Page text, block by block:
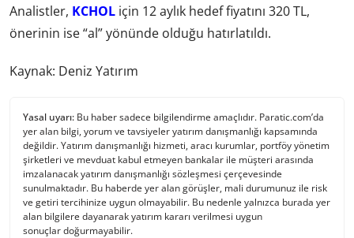
Analistler, KCHOL için 12 aylık hedef fiyatını 320 TL,
önerinin ise “al” yönünde olduğu hatırlatıldı.
Kaynak: Deniz Yatırım
Yasal uyarı: Bu haber sadece bilgilendirme amaçlıdır. Paratic.com’da
yer alan bilgi, yorum ve tavsiyeler yatırım danışmanlığı kapsamında
değildir. Yatırım danışmanlığı hizmeti, aracı kurumlar, portföy yönetim
şirketleri ve mevduat kabul etmeyen bankalar ile müşteri arasında
imzalanacak yatırım danışmanlığı sözleşmesi çerçevesinde
sunulmaktadır. Bu haberde yer alan görüşler, mali durumunuz ile risk
ve getiri tercihinize uygun olmayabilir. Bu nedenle yalnızca burada yer
alan bilgilere dayanarak yatırım kararı verilmesi uygun
sonuçlar doğurmayabilir.